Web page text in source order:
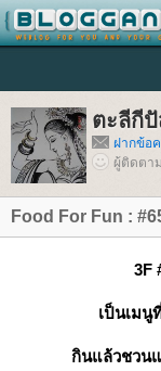
ตะลีกี
ฝากข้อ
ผู้ติดตา
Food For Fun :
3F
เป็นเมนู
กินแล้วชวน